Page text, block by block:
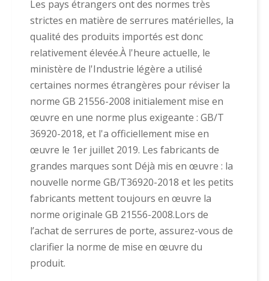
Les pays étrangers ont des normes très
strictes en matière de serrures matérielles, la
qualité des produits importés est donc
relativement élevée.À l'heure actuelle, le
ministère de l'Industrie légère a utilisé
certaines normes étrangères pour réviser la
norme GB 21556-2008 initialement mise en
œuvre en une norme plus exigeante : GB/T
36920-2018, et l'a officiellement mise en
œuvre le 1er juillet 2019. Les fabricants de
grandes marques sont Déjà mis en œuvre : la
nouvelle norme GB/T36920-2018 et les petits
fabricants mettent toujours en œuvre la
norme originale GB 21556-2008.Lors de
l’achat de serrures de porte, assurez-vous de
clarifier la norme de mise en œuvre du
produit.